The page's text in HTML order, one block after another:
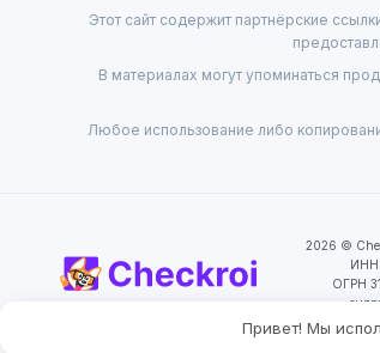
Этот сайт содержит партнёрские
В материалах могут упоминаться
Любое использование либо
2026 ©
ИНН
ОГРН
Привет! Мы